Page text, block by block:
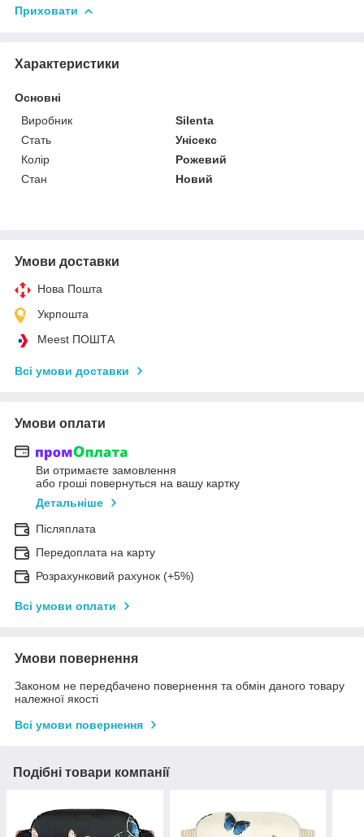
Приховати
Характеристики
Основні
Виробник
Silenta
Стать
Унісекс
Колір
Рожевий
Стан
Новий
Умови доставки
Нова Пошта
Укрпошта
Meest ПОШТА
Всі умови доставки
Умови оплати
Ви отримаєте замовлення
або гроші повернуться на вашу картку
Детальніше
Післяплата
Передоплата на карту
Розрахунковий рахунок (+5%)
Всі умови оплати
Умови повернення
Законом не передбачено повернення та обмін даного товару
належної якості
Всі умови повернення
Подібні товари компанії